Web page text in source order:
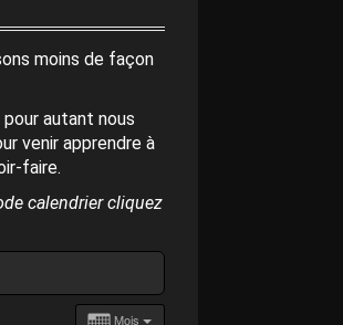
moins de façon
autant nous
venir apprendre à
faire.
calendrier cliquez
Mois